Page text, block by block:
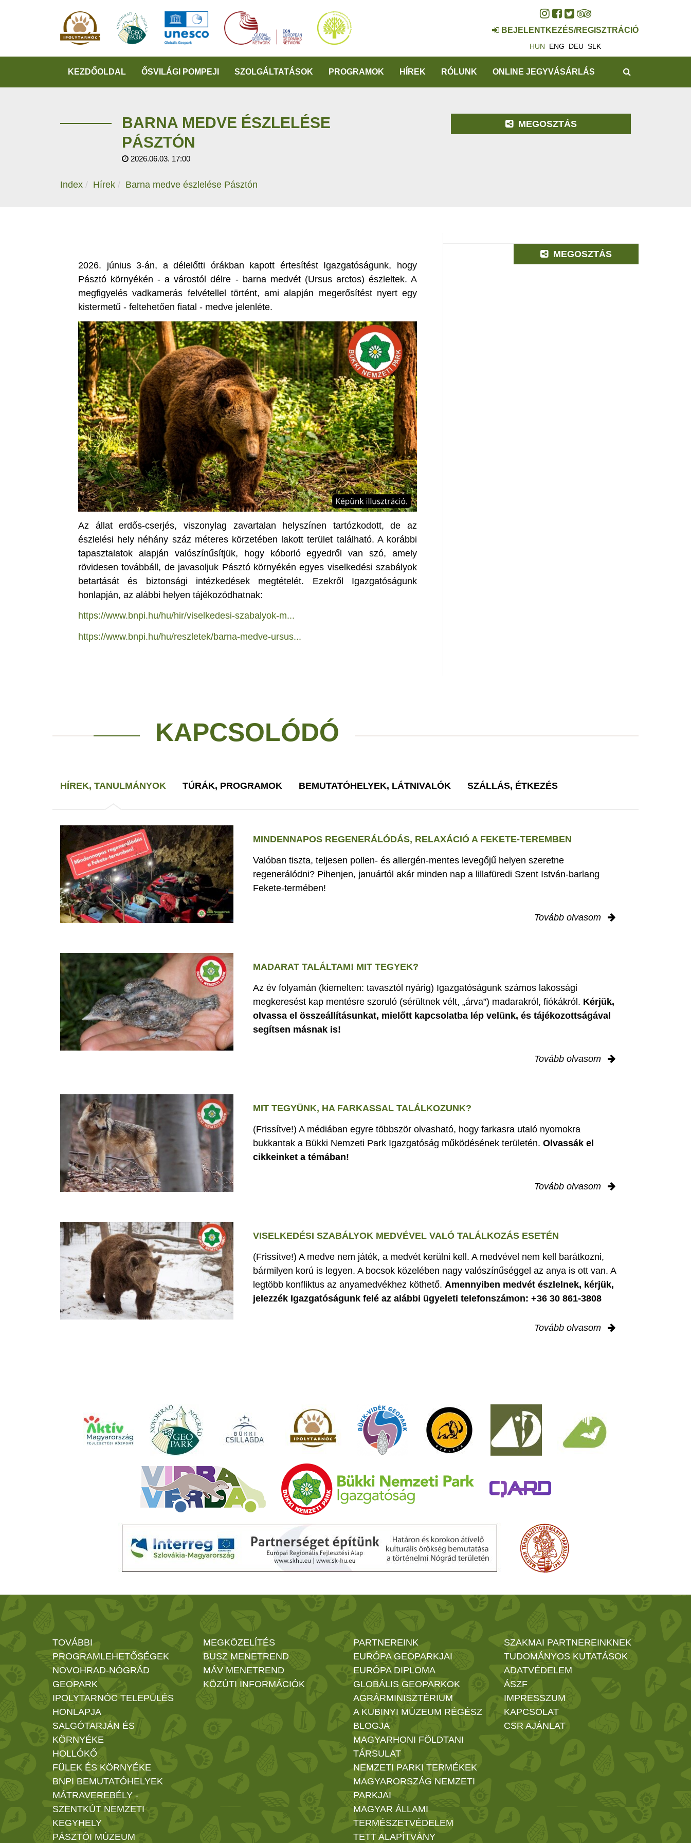
BEJELENTKEZÉS/REGISZTRÁCIÓ
HUN ENG DEU SLK
KEZDŐOLDAL ŐSVILÁGI POMPEJI SZOLGÁLTATÁSOK PROGRAMOK HÍREK RÓLUNK ONLINE JEGYVÁSÁRLÁS
BARNA MEDVE ÉSZLELÉSE
PÁSZTÓN
2026.06.03. 17:00
Index Hírek Barna medve észlelése Pásztón
MEGOSZTÁS
2026. június 3-án, a délelőtti órákban kapott értesítést Igazgatóságunk, hogy
Pásztó környékén - a várostól délre - barna medvét (Ursus arctos) észleltek. A
megfigyelés vadkamerás felvétellel történt, ami alapján megerősítést nyert egy
kistermetű - feltehetően fiatal - medve jelenléte.
Az állat erdős-cserjés, viszonylag zavartalan helyszínen tartózkodott, de az
észlelési hely néhány száz méteres körzetében lakott terület található. A korábbi
tapasztalatok alapján valószínűsítjük, hogy kóborló egyedről van szó, amely
rövidesen továbbáll, de javasoljuk Pásztó környékén egyes viselkedési szabályok
betartását és biztonsági intézkedések megtételét. Ezekről Igazgatóságunk
honlapján, az alábbi helyen tájékozódhatnak:
https://www.bnpi.hu/hu/hir/viselkedesi-szabalyok-m...
https://www.bnpi.hu/hu/reszletek/barna-medve-ursus...
MEGOSZTÁS
KAPCSOLÓDÓ
HÍREK, TANULMÁNYOK TÚRÁK, PROGRAMOK BEMUTATÓHELYEK, LÁTNIVALÓK SZÁLLÁS, ÉTKEZÉS
MINDENNAPOS REGENERÁLÓDÁS, RELAXÁCIÓ A FEKETE-TEREMBEN
Valóban tiszta, teljesen pollen- és allergén-mentes levegőjű helyen szeretne
regenerálódni? Pihenjen, januártól akár minden nap a lillafüredi Szent István-barlang
Fekete-termében!
Tovább olvasom
MADARAT TALÁLTAM! MIT TEGYEK?
Az év folyamán (kiemelten: tavasztól nyárig) Igazgatóságunk számos lakossági
megkeresést kap mentésre szoruló (sérültnek vélt, „árva”) madarakról, fiókákról. Kérjük,
olvassa el összeállításunkat, mielőtt kapcsolatba lép velünk, és tájékozottságával
segítsen másnak is!
Tovább olvasom
MIT TEGYÜNK, HA FARKASSAL TALÁLKOZUNK?
(Frissítve!) A médiában egyre többször olvasható, hogy farkasra utaló nyomokra
bukkantak a Bükki Nemzeti Park Igazgatóság működésének területén. Olvassák el
cikkeinket a témában!
Tovább olvasom
VISELKEDÉSI SZABÁLYOK MEDVÉVEL VALÓ TALÁLKOZÁS ESETÉN
(Frissítve!) A medve nem játék, a medvét kerülni kell. A medvével nem kell barátkozni,
bármilyen korú is legyen. A bocsok közelében nagy valószínűséggel az anya is ott van. A
legtöbb konfliktus az anyamedvékhez köthető. Amennyiben medvét észlelnek, kérjük,
jelezzék Igazgatóságunk felé az alábbi ügyeleti telefonszámon: +36 30 861-3808
Tovább olvasom
TOVÁBBI
PROGRAMLEHETŐSÉGEK
NOVOHRAD-NÓGRÁD
GEOPARK
IPOLYTARNÓC TELEPÜLÉS
HONLAPJA
SALGÓTARJÁN ÉS
KÖRNYÉKE
HOLLÓKŐ
FÜLEK ÉS KÖRNYÉKE
BNPI BEMUTATÓHELYEK
MÁTRAVEREBÉLY -
SZENTKÚT NEMZETI
KEGYHELY
PÁSZTÓI MÚZEUM
MEGKÖZELÍTÉS
BUSZ MENETREND
MÁV MENETREND
KÖZÚTI INFORMÁCIÓK
PARTNEREINK
EURÓPA GEOPARKJAI
EURÓPA DIPLOMA
GLOBÁLIS GEOPARKOK
AGRÁRMINISZTÉRIUM
A KUBINYI MÚZEUM RÉGÉSZ
BLOGJA
MAGYARHONI FÖLDTANI
TÁRSULAT
NEMZETI PARKI TERMÉKEK
MAGYARORSZÁG NEMZETI
PARKJAI
MAGYAR ÁLLAMI
TERMÉSZETVÉDELEM
TETT ALAPÍTVÁNY
SZAKMAI PARTNEREINKNEK
TUDOMÁNYOS KUTATÁSOK
ADATVÉDELEM
ÁSZF
IMPRESSZUM
KAPCSOLAT
CSR AJÁNLAT